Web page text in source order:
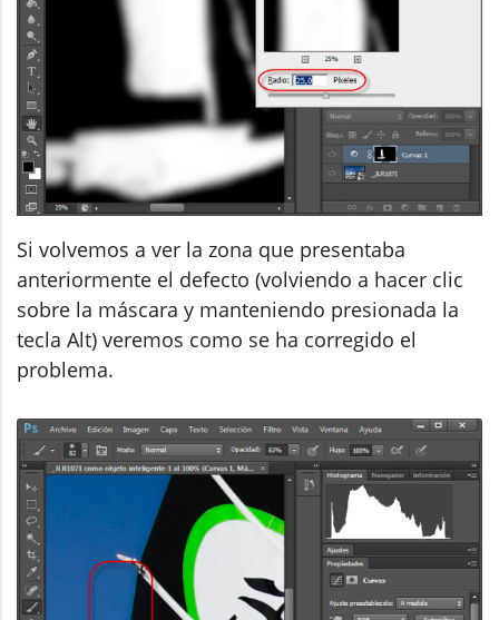
Si volvemos a ver la zona que presentaba
anteriormente el defecto (volviendo a hacer clic
sobre la máscara y manteniendo presionada la
tecla Alt) veremos como se ha corregido el
problema.